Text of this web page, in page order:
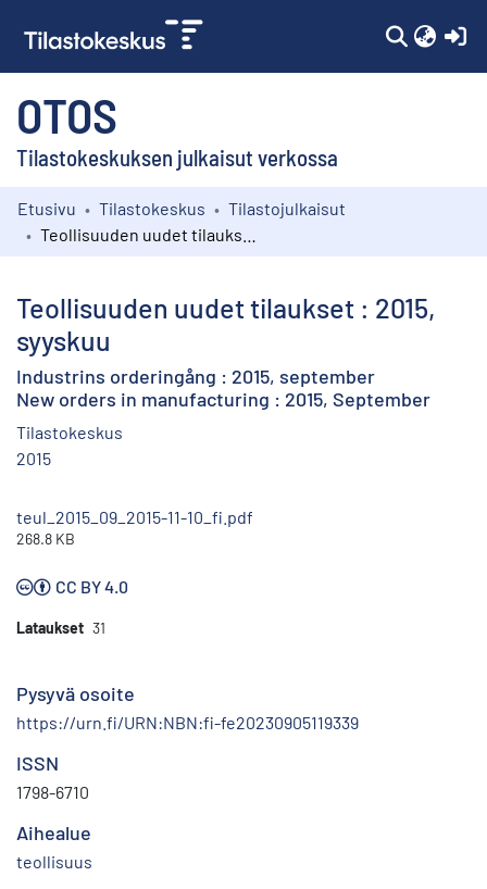
OTOS
Tilastokeskuksen julkaisut verkossa
Kokoelmat
Etusivu Tilastokeskus
Tilastojulkaisut
Teollisuuden uudet tilaukset : 2015,
syyskuu
Industrins orderingång : 2015, september
New orders in manufacturing : 2015, September
Tilastokeskus
2015
teul_2015_09_2015-11-10_fi.pdf
268.8 KB
CC BY 4.0
Lataukset 31
Pysyvä osoite
https://urn.fi/URN:NBN:fi-fe20230905119339
ISSN
1798-6710
Aihealue
teollisuus